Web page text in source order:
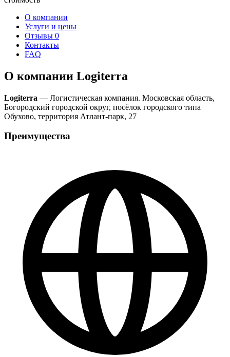
О компании
Услуги и цены
Отзывы 0
Контакты
FAQ
О компании Logiterra
Logiterra — Логистическая компания. Московская область,
Богородский городской округ, посёлок городского типа
Обухово, территория Атлант-парк, 27
Преимущества